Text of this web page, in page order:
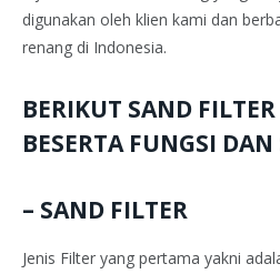
digunakan oleh klien kami dan
renang di Indonesia.
BERIKUT SAND
BESERTA FUNGSI
– SAND FILTER
Jenis Filter yang pertama yakni